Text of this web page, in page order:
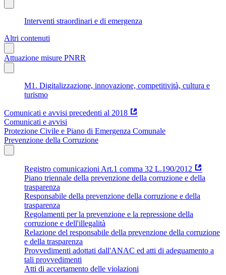
Interventi straordinari e di emergenza
Altri contenuti
Attuazione misure PNRR
M1. Digitalizzazione, innovazione, competitività, cultura e
turismo
Comunicati e avvisi precedenti al 2018
Comunicati e avvisi
Protezione Civile e Piano di Emergenza Comunale
Prevenzione della Corruzione
Registro comunicazioni Art.1 comma 32 L.190/2012
Piano triennale della prevenzione della corruzione e della
trasparenza
Responsabile della prevenzione della corruzione e della
trasparenza
Regolamenti per la prevenzione e la repressione della
corruzione e dell'illegalità
Relazione del responsabile della prevenzione della corruzione
e della trasparenza
Provvedimenti adottati dall'ANAC ed atti di adeguamento a
tali provvedimenti
Atti di accertamento delle violazioni